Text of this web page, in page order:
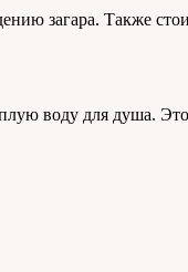
загара. Также
воду для душа.